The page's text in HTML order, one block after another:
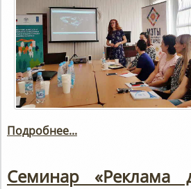
Подробнее...
Семинар «Реклама